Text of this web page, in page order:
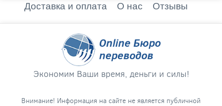
Доставка и оплата О нас Отзывы
Экономим Ваши время, деньги и силы!
Внимание! Информация на сайте не является публичной